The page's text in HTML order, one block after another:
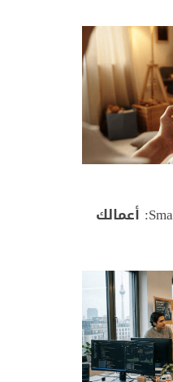
تطبيقات الموبايل و Smart TV: أعمالك